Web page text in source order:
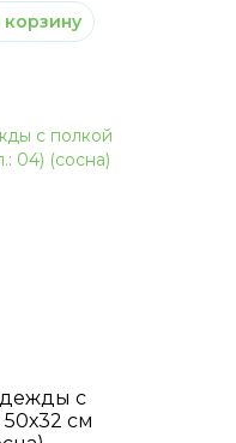
корзину
с
см